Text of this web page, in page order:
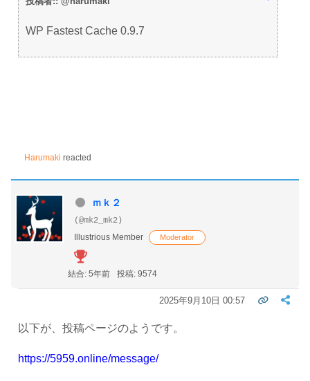
WP Fastest Cache 0.9.7
Harumaki reacted
ｍｋ２
(@mk2_mk2)
Illustrious Member
Moderator
結合: 5年前 投稿: 9574
2025年9月10日 00:57
以下が、投稿ページのようです。
https://5959.online/message/